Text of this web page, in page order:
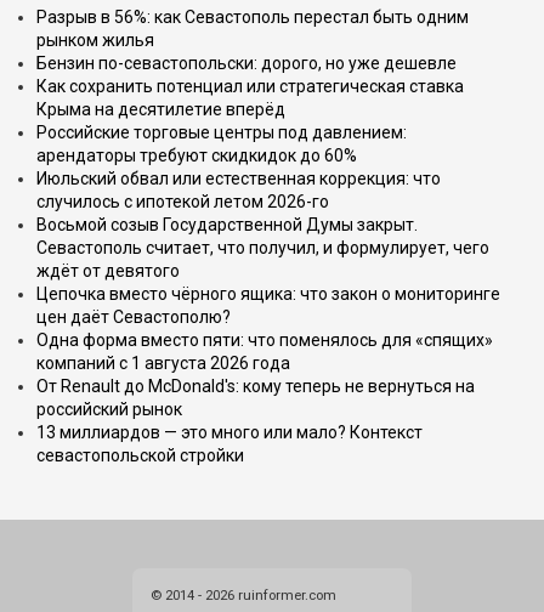
Разрыв в 56%: как Севастополь перестал быть одним
рынком жилья
Бензин по-севастопольски: дорого, но уже дешевле
Как сохранить потенциал или стратегическая ставка
Крыма на десятилетие вперёд
Российские торговые центры под давлением:
арендаторы требуют скидкидок до 60%
Июльский обвал или естественная коррекция: что
случилось с ипотекой летом 2026-го
Восьмой созыв Государственной Думы закрыт.
Севастополь считает, что получил, и формулирует, чего
ждёт от девятого
Цепочка вместо чёрного ящика: что закон о мониторинге
цен даёт Севастополю?
Одна форма вместо пяти: что поменялось для «спящих»
компаний с 1 августа 2026 года
От Renault до McDonald's: кому теперь не вернуться на
российский рынок
13 миллиардов — это много или мало? Контекст
севастопольской стройки
© 2014 - 2026 ruinformer.com